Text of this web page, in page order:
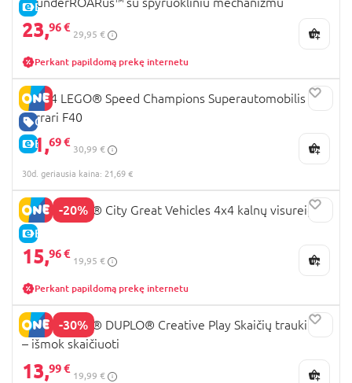
E-KAINA
23,96 €
29,95 €
Perkant papildomą prekę internetu
GERA KAINA
E-KAINA
76934 LEGO® Speed Champions Superautomobilis
Ferrari F40
21,69 €
30,99 €
30d. geriausia kaina: 21,69 €
-20%
E-KAINA
60447 LEGO® City Great Vehicles 4x4 kalnų visureigis
15,96 €
19,95 €
Perkant papildomą prekę internetu
-30%
10954 LEGO® DUPLO® Creative Play Skaičių traukinys
– išmok skaičiuoti
13,99 €
19,99 €